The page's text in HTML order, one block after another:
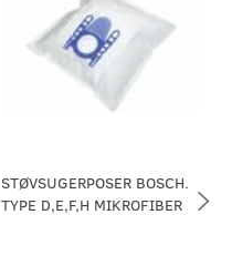
STØVSUGERPOSER BOSCH.
TYPE D,E,F,H MIKROFIBER